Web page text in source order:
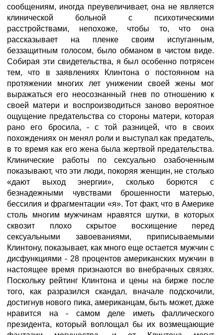
сообщениям, иногда преувеличивает, она не является
клинической больной с психотическими
расстройствами, непохоже, чтобы то, что она
рассказывает на пленке своим испуганным,
беззащитным голосом, было обманом в чистом виде.
Собирая эти свидетельства, я был особенно потрясен
тем, что в заявлениях Клинтона о постоянном на
протяжении многих лет унижении своей жены мог
выражаться его неосознанный гнев по отношению к
своей матери и воспроизводиться заново вероятное
ощущение предательства со стороны матери, которая
рано его бросила, - с той разницей, что в своих
похождениях он менял роли и выступал как предатель,
в то время как его жена была жертвой предательства.
Клинические работы по сексуально озабоченным
показывают, что эти люди, покоряя женщин, не столько
«дают выход энергии», сколько борются с
безнадежными чувствами брошенности матерью,
бессилия и фрагментации «я». Тот факт, что в Америке
столь многим мужчинам нравятся шутки, в которых
сквозит плохо скрытое восхищение перед
сексуальными завоеваниями, приписываемыми
Клинтону, показывает, как много еще остается мужчин с
дисфункциями - 28 процентов американских мужчин в
настоящее время признаются во внебрачных связях.
Поскольку рейтинг Клинтона и цены на бирже после
того, как разразился скандал, вначале подскочили,
достигнув нового пика, американцам, быть может, даже
нравится на - самом деле иметь фаллического
президента, который воплощал бы их возмещающие